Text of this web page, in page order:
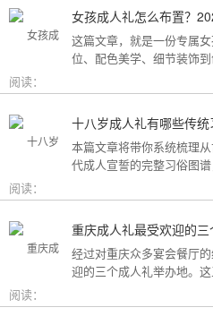
这篇文章，就是一份专属
位、配色美学、细节装饰
得她铭记一生的成人礼，
阅读：
十八岁成人礼有哪些传统
本篇文章将带你系统梳理
代成人宣誓的完整习俗图
阅读：
经过对重庆众多宴会餐厅
迎的三个成人礼举办地。
化格调、传统品质与新奇
庭的需求。
阅读：